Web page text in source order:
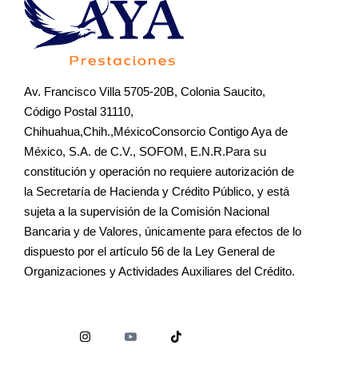
Av. Francisco Villa 5705-20B, Colonia Saucito,
Código Postal 31110,
Chihuahua,Chih.,MéxicoConsorcio Contigo Aya de
México, S.A. de C.V., SOFOM, E.N.R.Para su
constitución y operación no requiere autorización de
la Secretaría de Hacienda y Crédito Público, y está
sujeta a la supervisión de la Comisión Nacional
Bancaria y de Valores, únicamente para efectos de lo
dispuesto por el artículo 56 de la Ley General de
Organizaciones y Actividades Auxiliares del Crédito.